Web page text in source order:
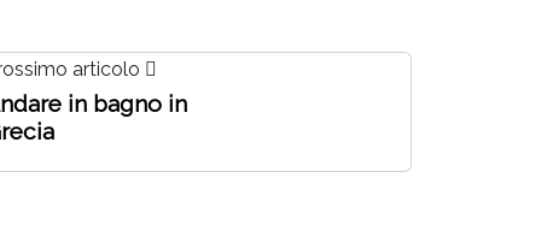
articolo
in bagno in